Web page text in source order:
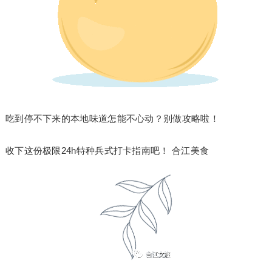
吃到停不下来的本地味道怎能不心动？别做攻略啦！
收下这份极限24h特种兵式打卡指南吧！ 合江美食